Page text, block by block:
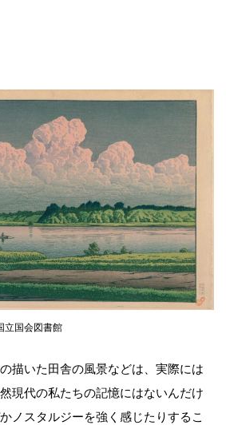
立国会図書館
描いた田舎の風景などは、実際には
現代の私たちの記憶にはないんだけ
ノスタルジーを強く感じたりするこ